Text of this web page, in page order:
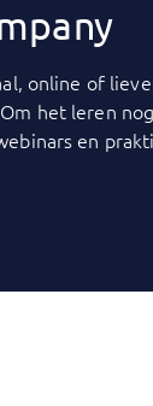
online of
het leren
en